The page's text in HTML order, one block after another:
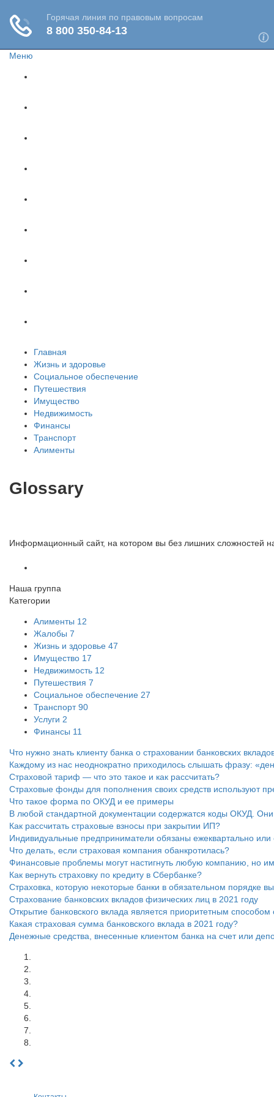
Меню
Главная
Жизнь и здоровье
Социальное обеспечение
Путешествия
Имущество
Недвижимость
Финансы
Транспорт
Алименты
Glossary
Информационный сайт, на котором вы без лишних сложностей
Наша группа
Категории
Алименты 12
Жалобы 7
Жизнь и здоровье 47
Имущество 17
Недвижимость 12
Путешествия 7
Социальное обеспечение 27
Транспорт90
Услуги 2
Финансы 11
Что нужно знать клиенту банка о страховании банковских
Каждому из нас неоднократно приходилось слышать фразу:
Страховой тариф — что это такое и как рассчитать?
Страховые фонды для пополнения своих средств используют
Что такое форма по ОКУД и ее примеры
В любой стандартной документации содержатся коды ОКУД.
Как рассчитать страховые взносы при закрытии ИП?
Индивидуальные предприниматели обязаны ежеквартально
Что делать, если страховая компания обанкротилась?
Финансовые проблемы могут настигнуть любую компанию, но
Как вернуть страховку по кредиту в Сбербанке?
Страховка, которую некоторые банки в обязательном порядке
Страхование банковских вкладов физических лиц в 2021 году
Открытие банковского вклада является приоритетным
Какая страховая сумма банковского вклада в 2021 году?
Денежные средства, внесенные клиентом банка на счет или